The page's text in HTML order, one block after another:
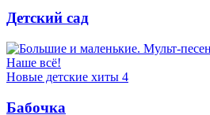
Детский сад
Новые детские хиты 4
Бабочка